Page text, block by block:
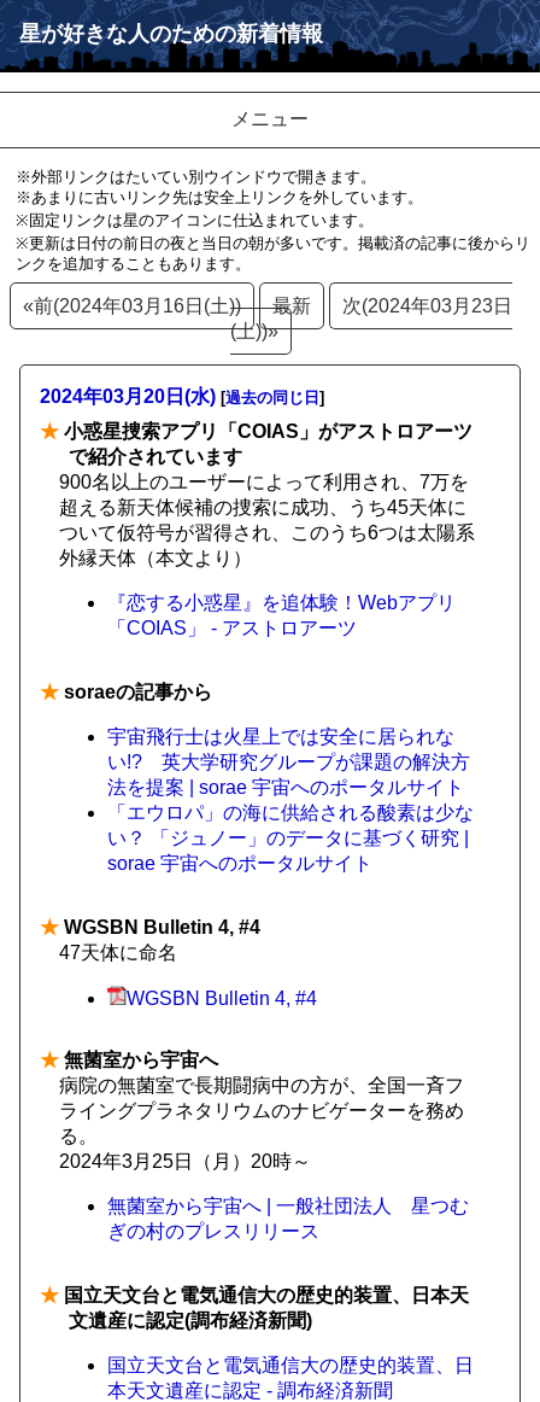
星が好きな人のための新着情報
メニュー
※外部リンクはたいてい別ウインドウで開きます。
※あまりに古いリンク先は安全上リンクを外しています。
※固定リンクは星のアイコンに仕込まれています。
※更新は日付の前日の夜と当日の朝が多いです。掲載済の記事に後からリ
ンクを追加することもあります。
«前(2024年03月16日(土)) 最新
次(2024年03月23日
(土))»
2024年03月20日(水) [過去の同じ日 ]
★ 小惑星捜索アプリ「COIAS」がアストロアーツ
で紹介されています
900名以上のユーザーによって利用され、7万を
超える新天体候補の捜索に成功、うち45天体に
ついて仮符号が習得され、このうち6つは太陽系
外縁天体（本文より）
『恋する小惑星』を追体験！Webアプリ
「COIAS」 - アストロアーツ
★ soraeの記事から
宇宙飛行士は火星上では安全に居られな
い!? 英大学研究グループが課題の解決方
法を提案 | sorae 宇宙へのポータルサイト
「エウロパ」の海に供給される酸素は少な
い？ 「ジュノー」のデータに基づく研究 |
sorae 宇宙へのポータルサイト
★ WGSBN Bulletin 4, #4
47天体に命名
WGSBN Bulletin 4, #4
★ 無菌室から宇宙へ
病院の無菌室で長期闘病中の方が、全国一斉フ
ライングプラネタリウムのナビゲーターを務め
る。
2024年3月25日（月）20時～
無菌室から宇宙へ | 一般社団法人 星つむ
ぎの村のプレスリリース
★ 国立天文台と電気通信大の歴史的装置、日本天
文遺産に認定(調布経済新聞)
国立天文台と電気通信大の歴史的装置、日
本天文遺産に認定 - 調布経済新聞